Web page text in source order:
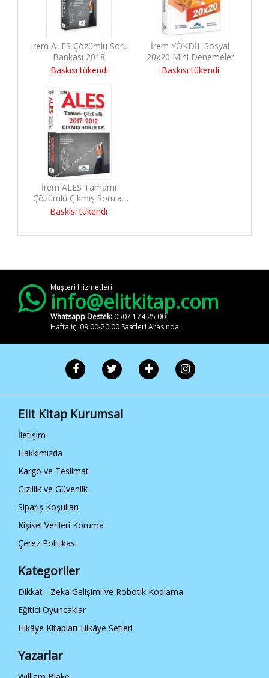
Irem ALES Çözümlü Soru
Bankası 2018
Baskısı tükendi
İrem YÖKDİL Sosyal
20x20 Mini Denemeler
Baskısı tükendi
İrem ALES Tamamı
Çözümlü Çıkmış Sorular
2012-2017
Baskısı tükendi
Müşteri Hizmetleri
info@elitkitap.com
Whatsapp Destek: 0507 174 25 00
Hafta İçi 09:00-20:00 Saatleri Arasında
Elit Kitap Kurumsal
İletişim
Hakkımızda
Kargo ve Teslimat
Gizlilik ve Güvenlik
Sipariş Koşulları
Kişisel Verileri Koruma
Çerez Politikası
Kategoriler
Dikkat - Zeka Gelişimi ve Robotik Kodlama
Eğitici Oyuncaklar
Hikâye Kitapları-Hikâye Setleri
Yazarlar